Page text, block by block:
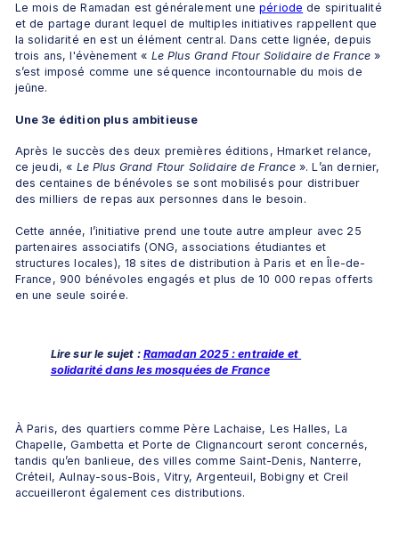
Le mois de Ramadan est généralement une période de spiritualité
et de partage durant lequel de multiples initiatives rappellent que
la solidarité en est un élément central. Dans cette lignée, depuis
trois ans, l'évènement « Le Plus Grand Ftour Solidaire de France »
s’est imposé comme une séquence incontournable du mois de
jeûne.
Une 3e édition plus ambitieuse
Après le succès des deux premières éditions, Hmarket relance,
ce jeudi, « Le Plus Grand Ftour Solidaire de France ». L’an dernier,
des centaines de bénévoles se sont mobilisés pour distribuer
des milliers de repas aux personnes dans le besoin.
Cette année, l’initiative prend une toute autre ampleur avec 25
partenaires associatifs (ONG, associations étudiantes et
structures locales), 18 sites de distribution à Paris et en Île-de-
France, 900 bénévoles engagés et plus de 10 000 repas offerts
en une seule soirée.
Lire sur le sujet : Ramadan 2025 : entraide et
solidarité dans les mosquées de France
À Paris, des quartiers comme Père Lachaise, Les Halles, La
Chapelle, Gambetta et Porte de Clignancourt seront concernés,
tandis qu’en banlieue, des villes comme Saint-Denis, Nanterre,
Créteil, Aulnay-sous-Bois, Vitry, Argenteuil, Bobigny et Creil
accueilleront également ces distributions.